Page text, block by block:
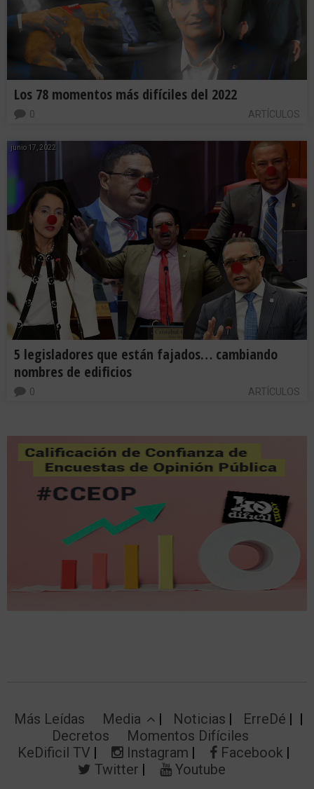
Los 78 momentos más difíciles del 2022
ARTÍCULOS
0
junio 17, 2022
5 legisladores que están fajados… cambiando
nombres de edificios
ARTÍCULOS
0
Más Leídas Media Noticias
ErreDé
Decretos
Momentos Difíciles
KeDificil TV
Instagram
Facebook
Twitter
Youtube